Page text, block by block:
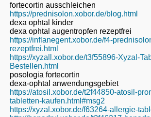
fortecortin ausschleichen
https://prednisolon.xobor.de/blog.html
dexa ophtal kinder
dexa ophtal augentropfen rezeptfrei
https://inflanegent.xobor.de/f4-
rezeptfrei.html
https://xyzall.xobor.de/t3f55896-Xyzal-
Bestellen.html
posologia fortecortin
dexa-ophtal anwendungsgebiet
https://atosil.xobor.de/t2f44850-atosil-
tabletten-kaufen.html#msg2
https://xyzal.xobor.de/f63264-allergie-